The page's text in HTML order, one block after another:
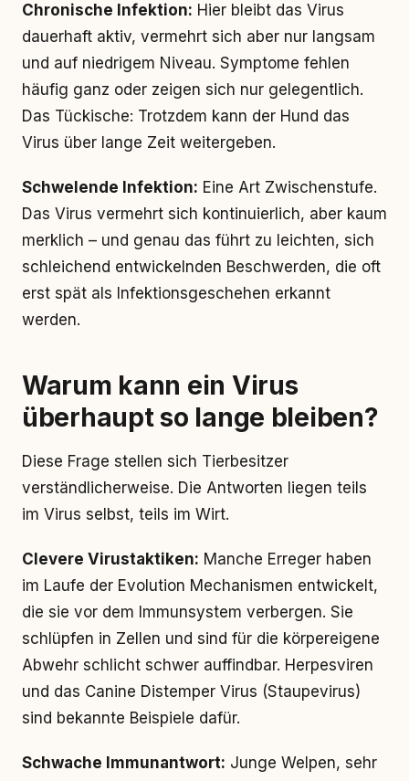
Chronische Infektion: Hier bleibt das Virus
dauerhaft aktiv, vermehrt sich aber nur langsam
und auf niedrigem Niveau. Symptome fehlen
häufig ganz oder zeigen sich nur gelegentlich.
Das Tückische: Trotzdem kann der Hund das
Virus über lange Zeit weitergeben.
Schwelende Infektion: Eine Art Zwischenstufe.
Das Virus vermehrt sich kontinuierlich, aber kaum
merklich – und genau das führt zu leichten, sich
schleichend entwickelnden Beschwerden, die oft
erst spät als Infektionsgeschehen erkannt
werden.
Warum kann ein Virus
überhaupt so lange bleiben?
Diese Frage stellen sich Tierbesitzer
verständlicherweise. Die Antworten liegen teils
im Virus selbst, teils im Wirt.
Clevere Virustaktiken: Manche Erreger haben
im Laufe der Evolution Mechanismen entwickelt,
die sie vor dem Immunsystem verbergen. Sie
schlüpfen in Zellen und sind für die körpereigene
Abwehr schlicht schwer auffindbar. Herpesviren
und das Canine Distemper Virus (Staupevirus)
sind bekannte Beispiele dafür.
Schwache Immunantwort: Junge Welpen, sehr